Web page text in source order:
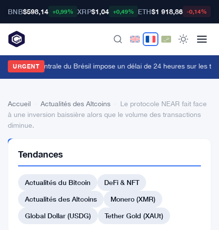
BNB$598,14 +0,99% XRP$1,04 +0,49% ETH$1 918,86 -0,14%
URGENT
Banque Centrale du Brésil impose un délai de 24 heures sur les
Accueil Actualités des Altcoins
Le protocole NEAR fait face
à une inversion baissière alors que le volume des transactions
diminue.
DES
ALTCOINS
protocole
NEAR
Tendances
Actualités du Bitcoin
DeFi & NFT
Actualités des Altcoins
Monero (XMR)
Global Dollar (USDG)
Tether Gold (XAUt)